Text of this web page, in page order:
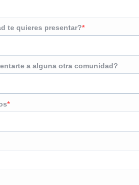
te quieres presentar?
a alguna otra comunidad?